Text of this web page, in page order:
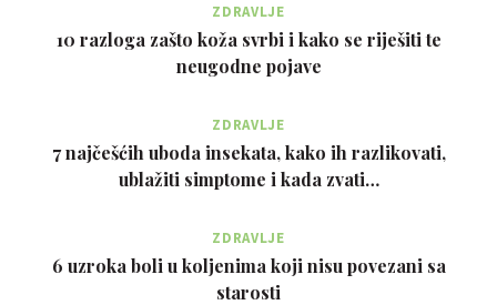
ZDRAVLJE
10 razloga zašto koža svrbi i kako se riješiti te
neugodne pojave
ZDRAVLJE
7 najčešćih uboda insekata, kako ih razlikovati,
ublažiti simptome i kada zvati…
ZDRAVLJE
6 uzroka boli u koljenima koji nisu povezani sa
starosti